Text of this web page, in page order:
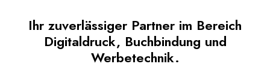
Ihr zuverlässiger Partner im Bereich
Digitaldruck, Buchbindung und
Werbetechnik.